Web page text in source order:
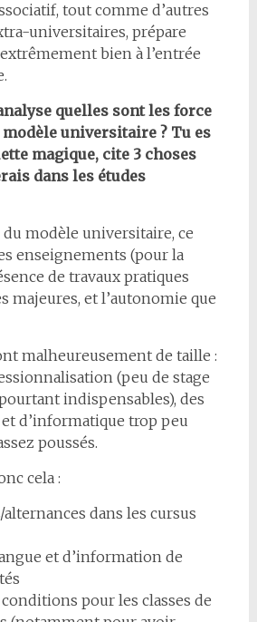
tout comme d’autres
universitaires, prépare
bien à l’entrée
quelles sont les force
modèle universitaire ? Tu es
magique, cite 3 choses
dans les études
modèle universitaire, ce
enseignements (pour la
de travaux pratiques
majeures, et l’autonomie que
malheureusement de taille :
(peu de stage
indispensables), des
d’informatique trop peu
poussés.
cela :
dans les cursus
et d’information de
pour les classes de